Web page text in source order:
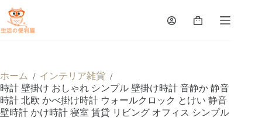
ホーム / インテリア雑貨 /
時計 壁掛け おしゃれ シンプル 壁掛け時計 音静か 静音
時計 北欧 かべ掛け時計 ウォールクロック とけい 静音
壁時計 かけ時計 寝室 賃貸 リビング オフィス シンプル